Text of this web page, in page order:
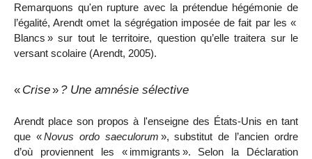
Remarquons qu'en rupture avec la prétendue hégémonie de
l’égalité, Arendt omet la ségrégation imposée de fait par les «
Blancs » sur tout le territoire, question qu’elle traitera sur le
versant scolaire (Arendt, 2005).
« Crise» ? Une amnésie sélective
Arendt place son propos à l'enseigne des États-Unis en tant
que «Novus ordo saeculorum », substitut de l’ancien ordre
d’où proviennent les «immigrants ». Selon la Déclaration